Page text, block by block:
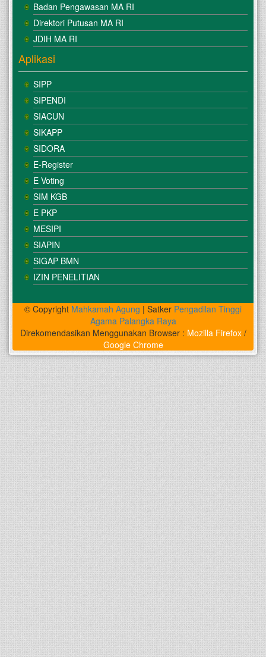
Badan Pengawasan MA RI
Direktori Putusan MA RI
JDIH MA RI
Aplikasi
SIPP
SIPENDI
SIACUN
SIKAPP
SIDORA
E-Register
E Voting
SIM KGB
E PKP
MESIPI
SIAPIN
SIGAP BMN
IZIN PENELITIAN
© Copyright Mahkamah Agung | Satker Pengadilan Tinggi
Agama Palangka Raya
Direkomendasikan Menggunakan Browser : Mozilla Firefox/
Google Chrome